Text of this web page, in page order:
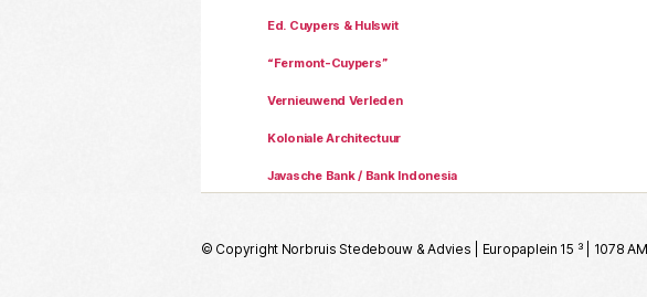
Ed. Cuypers & Hulswit
“Fermont-Cuypers”
Vernieuwend Verleden
Koloniale Architectuur
Javasche Bank / Bank Indonesia
© Copyright Norbruis Stedebouw & Advies | Europaplein 15 ³ | 1078